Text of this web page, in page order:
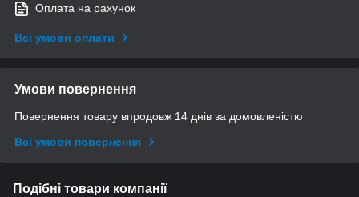
Оплата на рахунок
Всі умови оплати
Умови повернення
Повернення товару впродовж 14 днів за домовленістю
Всі умови повернення
Подібні товари компанії